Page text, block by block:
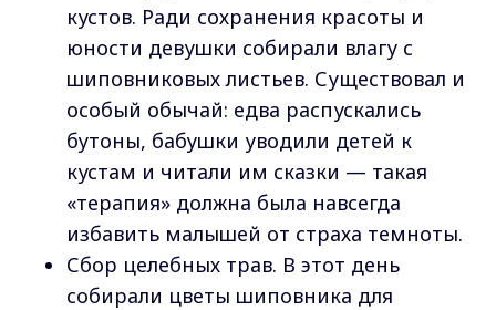
кустов. Ради сохранения красоты и
юности девушки собирали влагу с
шиповниковых листьев. Существовал и
особый обычай: едва распускались
бутоны, бабушки уводили детей к
кустам и читали им сказки — такая
«терапия» должна была навсегда
избавить малышей от страха темноты.
Сбор целебных трав. В этот день
собирали цветы шиповника для